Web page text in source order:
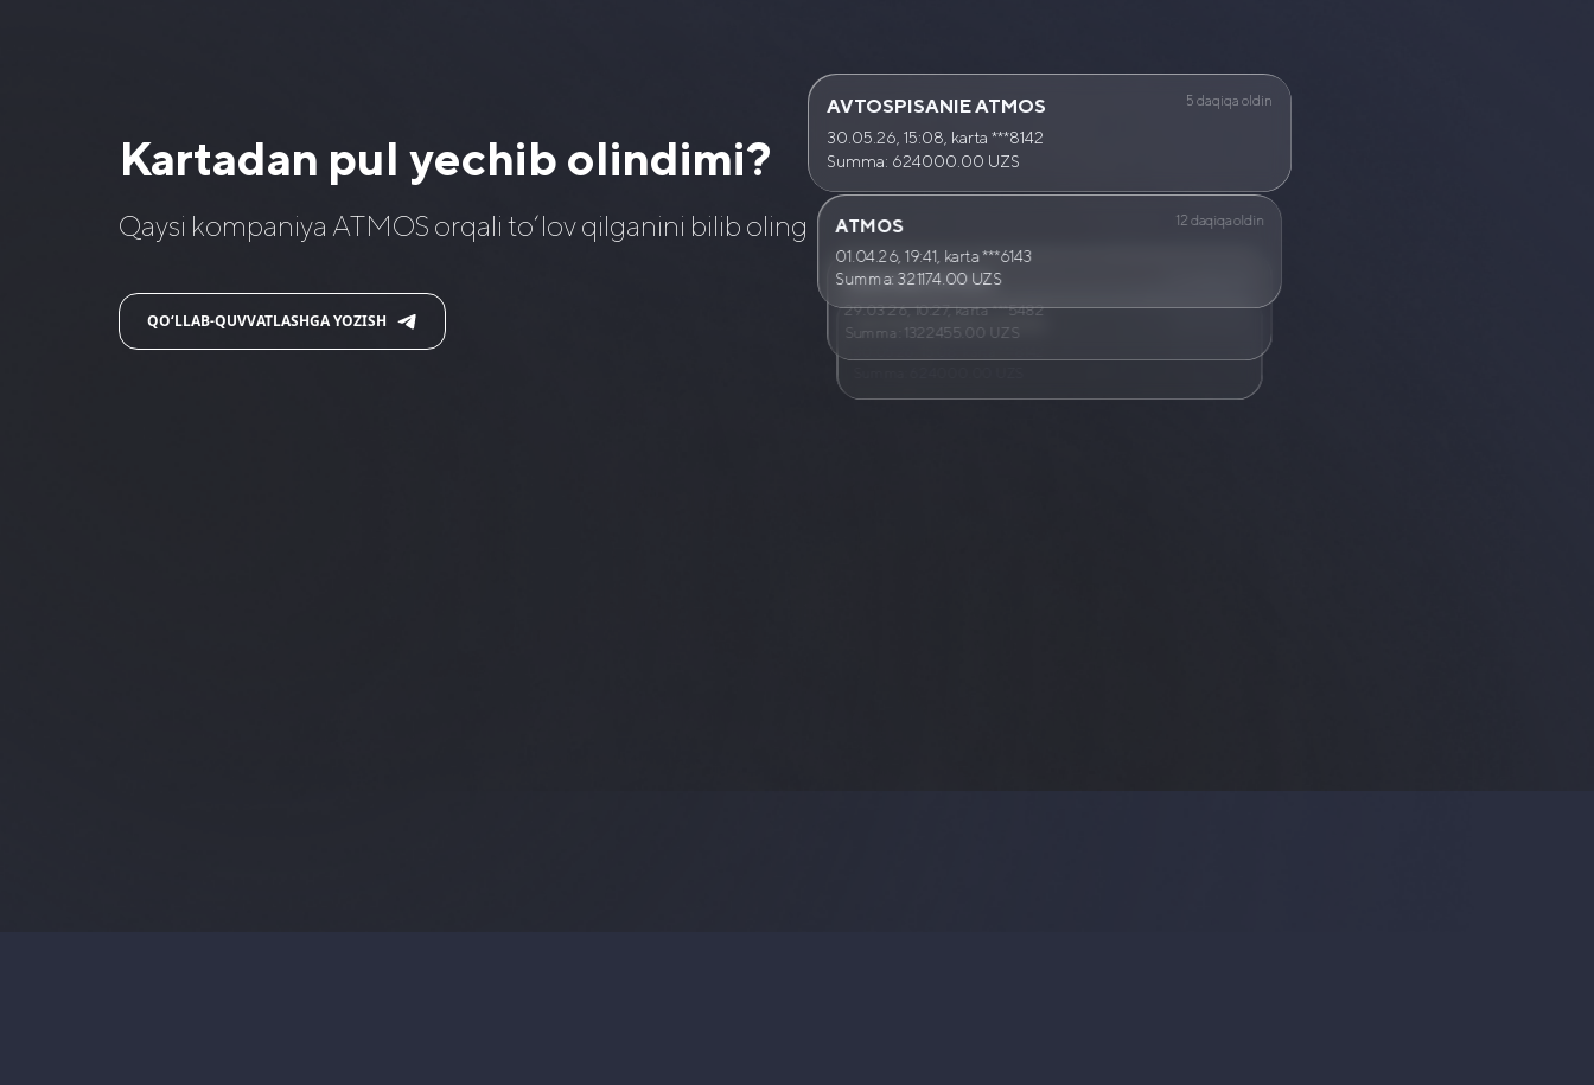
Kartadan pul yechib olindimi?
Qaysi kompaniya ATMOS orqali to‘lov qilganini bilib oling
QO‘LLAB-QUVVATLASHGA YOZISH
AVTOSPISANIE ATMOS 5 daqiqa oldin
30.05.26 15:08 karta ***8142
Summa: 624000.00 UZS
ATMOS 12 daqiqa oldin
01.04.26,19:41, karta***6143
Summa:321174.00 UZS
KORONA ATMOS
29.03.26,10:27,karta***5482
Summa
1322455.00 UZS
AVTOSPISANIE ATMOS